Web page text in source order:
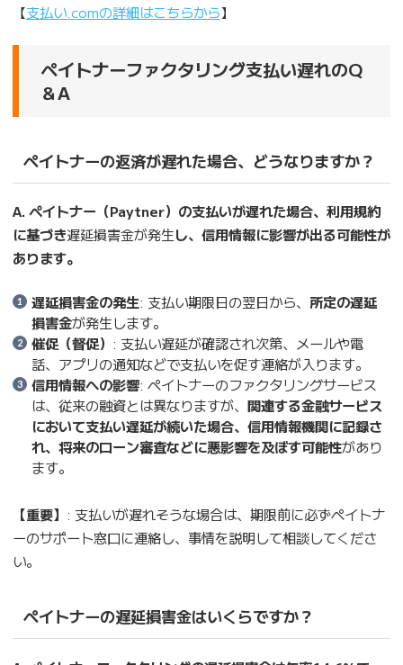
【支払い.comの詳細はこちらから】
ペイトナーファクタリング支払い遅れのQ
＆A
ペイトナーの返済が遅れた場合、どうなりますか？
A. ペイトナー（Paytner）の支払いが遅れた場合、利用規約
に基づき遅延損害金が発生し、信用情報に影響が出る可能性が
あります。
遅延損害金の発生: 支払い期限日の翌日から、 所定の遅延
損害金が発生します。
催促（督促） : 支払い遅延が確認され次第、メールや電
話、アプリの通知などで支払いを促す連絡が入ります。
信用情報への影響: ペイトナーのファクタリングサービス
は、従来の融資とは異なりますが、関連する金融サービス
において支払い遅延が続いた場合、信用情報機関に記録さ
れ、将来のローン審査などに悪影響を及ぼす可能性があり
ます。
【重要】 : 支払いが遅れそうな場合は、期限前に必ずペイトナ
ーのサポート窓口に連絡し、事情を説明して相談してくださ
い。
ペイトナーの遅延損害金はいくらですか？